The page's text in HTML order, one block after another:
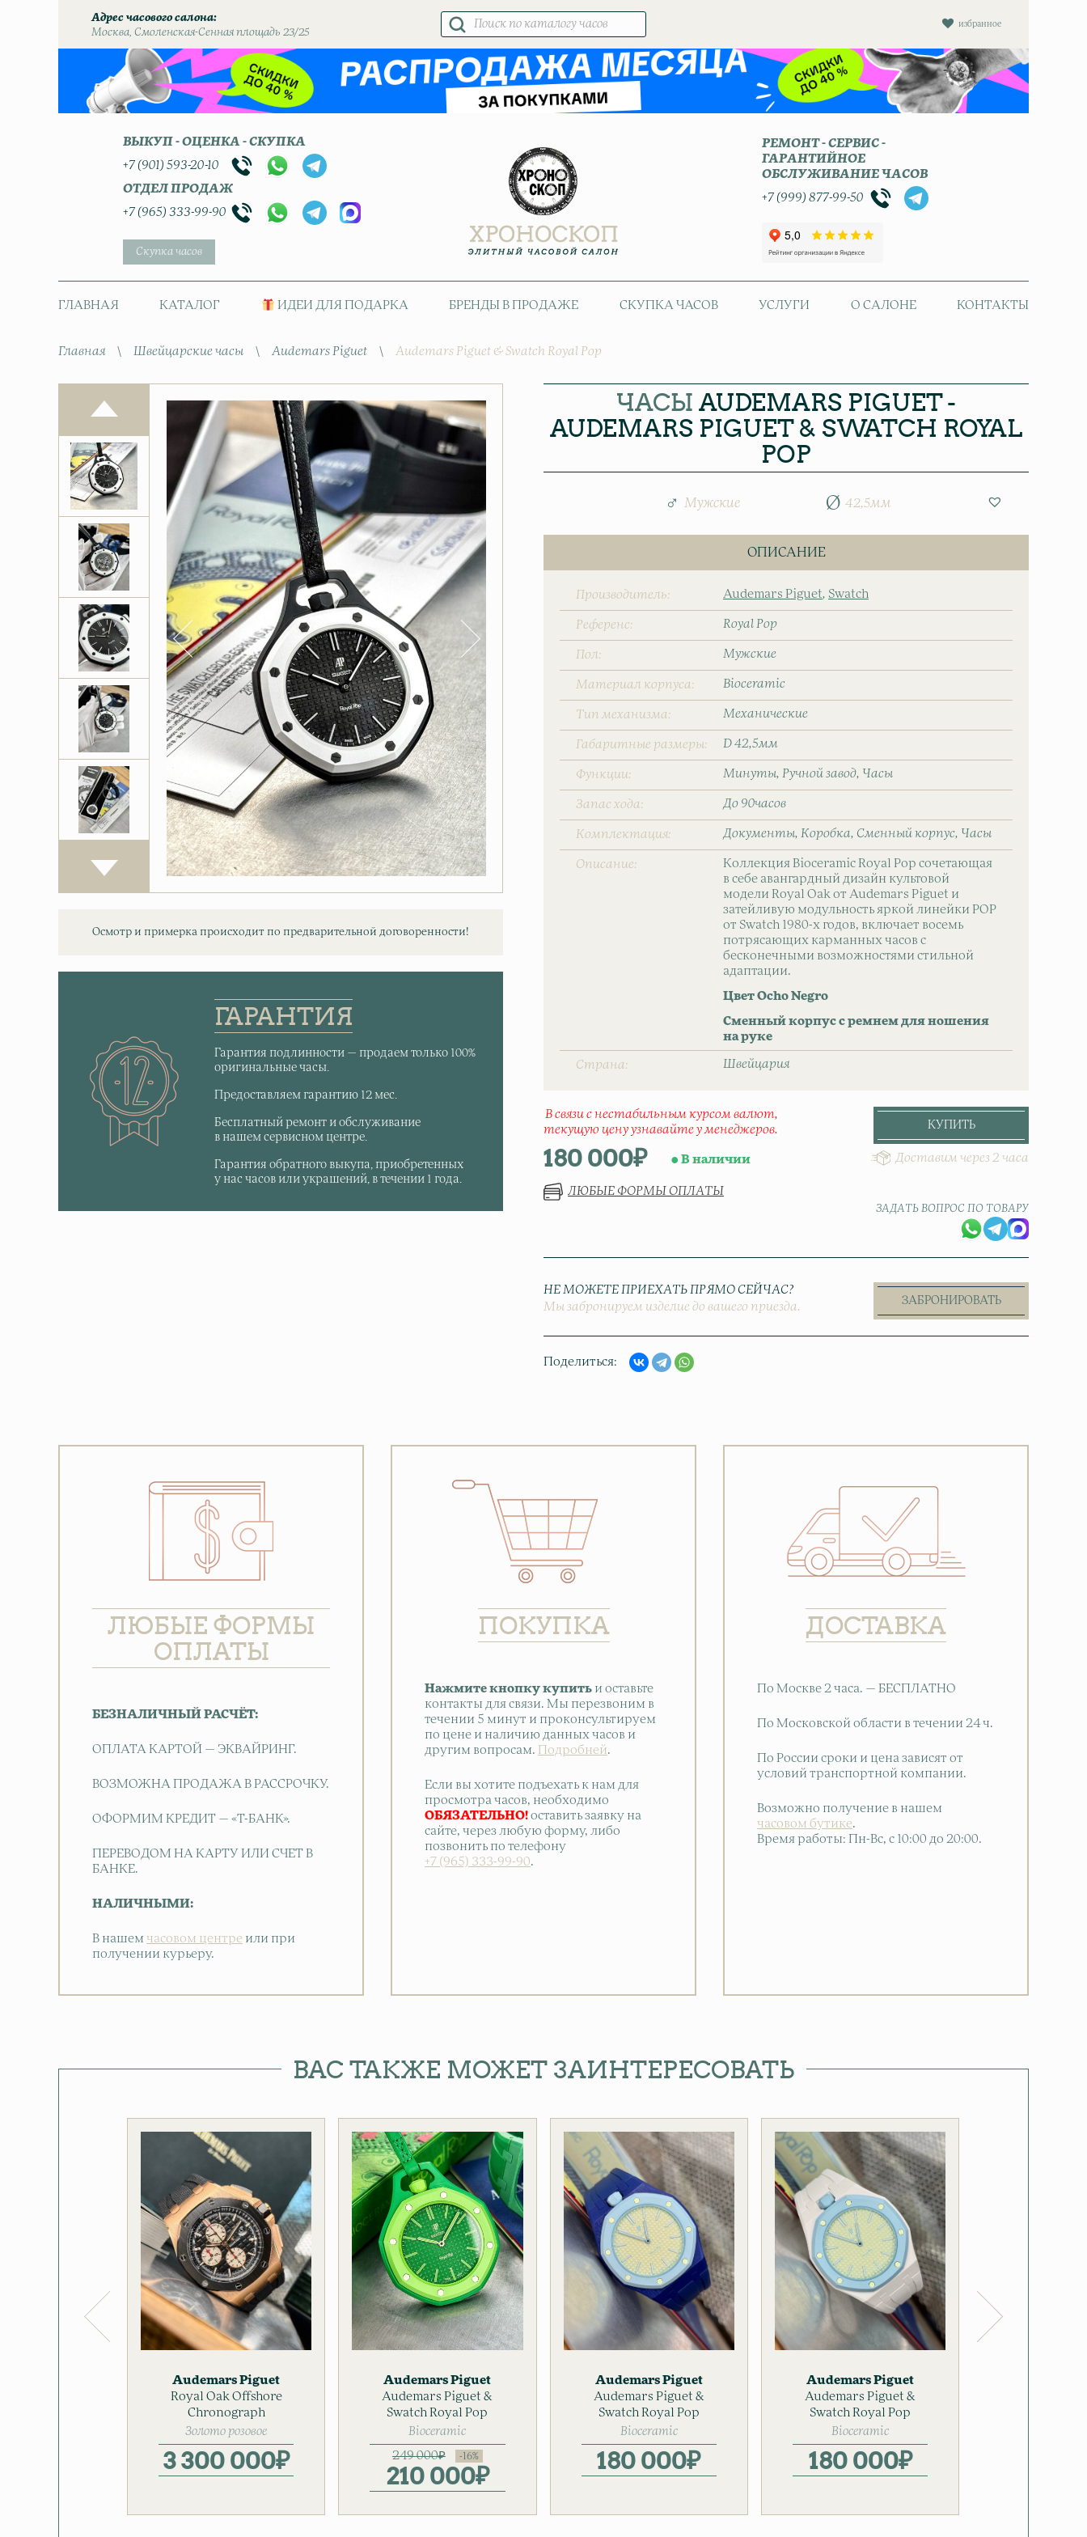
Адрес часового салона
Москва, Смоленская-Сенная площадь 23/25
избранное
Поиск
товаров
ВЫКУП - ОЦЕНКА - СКУПКА
+7 (901) 593-20-10
ОТДЕЛ ПРОДАЖ
+7 (965) 333-99-90
Скупка часов
РЕМОНТ - СЕРВИС -
ГАРАНТИЙНОЕ
ОБСЛУЖИВАНИЕ ЧАСОВ
+7 (999) 877-99-50
ГЛАВНАЯ КАТАЛОГ ИДЕИ ДЛЯ ПОДАРКА БРЕНДЫ В ПРОДАЖЕ СКУПКА ЧАСОВ УСЛУГИ О САЛОНЕ КОНТАКТЫ
Главная \ Швейцарские часы \Audemars Piguet \ Audemars Piguet & Swatch Royal Pop
Осмотр и примерка происходит по предварительной договоренности!
ГАРАНТИЯ
Гарантия подлинности — продаем только 100%
оригинальные часы.
Предоставляем гарантию 12 мес.
Бесплатный ремонт и обслуживание
в нашем сервисном центре.
Гарантия обратного выкупа, приобретенных
у нас часов или украшений, в течении 1 года.
ЧАСЫ AUDEMARS PIGUET -
AUDEMARS PIGUET & SWATCH ROYAL
POP
Мужские 42,5мм
ОПИСАНИЕ
Производитель Audemars Piguet Swatch
Референс Royal Pop
Пол Мужские
Материал корпуса Bioceramic
Тип механизма Механические
Габаритные размеры D 42,5мм
Функции Минуты Ручной завод Часы
Запас хода До 90часов
Комплектация Документы Коробка Сменный корпус Часы
Описание
Коллекция Bioceramic Royal Pop сочетающая
в себе авангардный дизайн культовой
модели Royal Oak от Audemars Piguet и
затейливую модульность яркой линейки POP
от Swatch 1980-х годов, включает восемь
потрясающих карманных часов с
бесконечными возможностями стильной
адаптации.
Цвет Ocho Negro
Сменный корпус с ремнем для ношения
на руке
Страна Швейцаpия
В связи с нестабильным курсом валют,
текущую цену узнавайте у менеджеров.
180 000₽ В наличии
ЛЮБЫЕ ФОРМЫ ОПЛАТЫ
КУПИТЬ
Доставим через 2 часа
ЗАДАТЬ ВОПРОС ПО ТОВАРУ
НЕ МОЖЕТЕ ПРИЕХАТЬ ПРЯМО СЕЙЧАС?
Мы забронируем изделие до вашего приезда.
ЗАБРОНИРОВАТЬ
Поделиться
ЛЮБЫЕ ФОРМЫ
ОПЛАТЫ
БЕЗНАЛИЧНЫЙ РАСЧЁТ:
ОПЛАТА КАРТОЙ — ЭКВАЙРИНГ.
ВОЗМОЖНА ПРОДАЖА В РАССРОЧКУ.
ОФОРМИМ КРЕДИТ — «Т-БАНК».
ПЕРЕВОДОМ НА КАРТУ ИЛИ СЧЕТ В
БАНКЕ.
НАЛИЧНЫМИ:
В нашем часовом центре или при
получении курьеру.
ПОКУПКА
Нажмите кнопку купить и оставьте
контакты для связи. Мы перезвоним в
течении 5 минут и проконсультируем
по цене и наличию данных часов и
другим вопросам.
Подробней.
Если вы хотите подъехать к нам для
просмотра часов, необходимо
ОБЯЗАТЕЛЬНО! оставить заявку на
сайте, через любую форму, либо
позвонить по телефону
+7 (965) 333-99-90.
ДОСТАВКА
По Москве 2 часа. — БЕСПЛАТНО
По Московской области в течении 24 ч.
По России сроки и цена зависят от
условий транспортной компании.
Возможно получение в нашем
часовом бутике.
Время работы: Пн-Вс, с 10:00 до 20:00.
ВАС ТАКЖЕ МОЖЕТ ЗАИНТЕРЕСОВАТЬ
Audemars Piguet
Золотые часы
Мужские часы
Royal Oak Offshore
Chronograph
Золото розовое
3 300 000₽
Audemars Piguet
Swatch Мужские
часы
Audemars Piguet &
Swatch Royal Pop
Bioceramic
249 000₽
Первоначальная
210 000₽
Текущая
Audemars Piguet
Swatch Мужские
часы
Audemars Piguet &
Swatch Royal Pop
Bioceramic
180 000₽
Audemars Piguet
Swatch Мужские
часы
Audemars Piguet &
Swatch Royal Pop
Bioceramic
180 000₽